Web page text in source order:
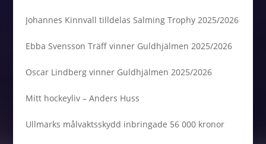
Johannes Kinnvall tilldelas Salming Trophy 2025/2026
Ebba Svensson Träff vinner Guldhjälmen 2025/2026
Oscar Lindberg vinner Guldhjälmen 2025/2026
Mitt hockeyliv – Anders Huss
Ullmarks målvaktsskydd inbringade 56 000 kronor